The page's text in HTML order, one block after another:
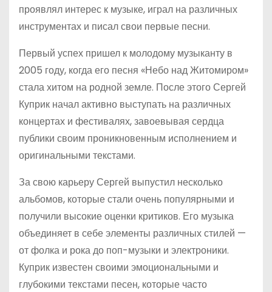
проявлял интерес к музыке, играл на различных
инструментах и писал свои первые песни.
Первый успех пришел к молодому музыканту в
2005 году, когда его песня «Небо над Житомиром»
стала хитом на родной земле. После этого Сергей
Куприк начал активно выступать на различных
концертах и фестивалях, завоевывая сердца
публики своим проникновенным исполнением и
оригинальными текстами.
За свою карьеру Сергей выпустил несколько
альбомов, которые стали очень популярными и
получили высокие оценки критиков. Его музыка
объединяет в себе элементы различных стилей —
от фолка и рока до поп-музыки и электроники.
Куприк известен своими эмоциональными и
глубокими текстами песен, которые часто